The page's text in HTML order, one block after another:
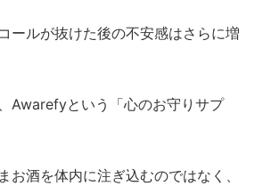
ールが抜けた後の不安感はさらに増
Awarefyという「心のお守りサプ
お酒を体内に注ぎ込むのではなく、